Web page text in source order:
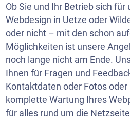
Ob Sie und Ihr Betrieb sich
Webdesign in Uetze oder
oder nicht – mit den schon
Möglichkeiten ist unsere
noch lange nicht am Ende.
Ihnen für Fragen und
Kontaktdaten oder Fotos
komplette Wartung Ihres
für alles rund um die